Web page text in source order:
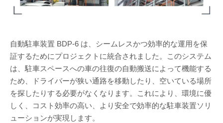
自動駐車装置 BDP-6 は、シームレスかつ効率的な運用を保
証するためにプロジェクトに統合されました。このシステム
は、駐車スペースへの車の往復の自動搬送によって機能する
ため、ドライバーが狭い通路を移動したり、空いている場所
を探したりする必要がなくなります。これにより、環境に優
しく、コスト効率の高い、より安全で効率的な駐車装置ソリ
ューションが実現します。